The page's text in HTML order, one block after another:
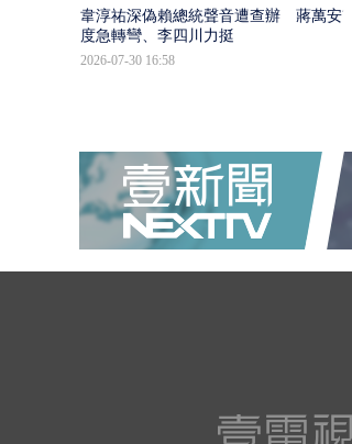
韋淳祐深偽賴總統聲音遭查辦 蔣萬安態
度急轉彎、李四川力挺
2026-07-30 16:58